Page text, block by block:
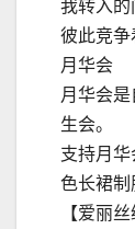
我转入的
彼此竞争
月华会
月华会
生会。
支持月
色长裙制
【爱丽